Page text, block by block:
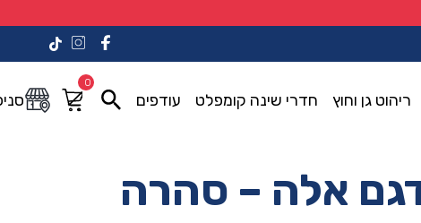
ריהוט גן וחוץ חדרי שינה קומפלט עודפים
0
אלה – סהרה